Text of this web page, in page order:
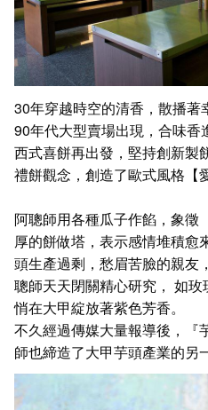
30年穿越時空的清香，散播著
90年代大型賣場出現，合味香
西式喜餅再出發，堅持創新製
禮餅觀念，創造了歐式風格【
阿聰師用各種瓜子作餡，象徵
厚的餅做塔，表示感情堆積愈
頭生產過剩，愁眉苦臉的親友
聰師天天閉關精心研究， 如
悄在大甲綻放著紫色芳香。
不久經過傳媒大量報導後，『
師也締造了大甲芋頭產業的另